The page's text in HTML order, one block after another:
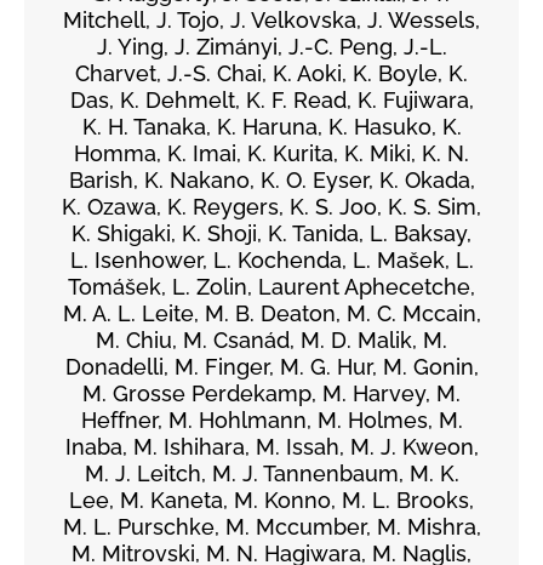
Mitchell, J. Tojo, J. Velkovska, J. Wessels,
J. Ying, J. Zimányi, J.-C. Peng, J.-L.
Charvet, J.-S. Chai, K. Aoki, K. Boyle, K.
Das, K. Dehmelt, K. F. Read, K. Fujiwara,
K. H. Tanaka, K. Haruna, K. Hasuko, K.
Homma, K. Imai, K. Kurita, K. Miki, K. N.
Barish, K. Nakano, K. O. Eyser, K. Okada,
K. Ozawa, K. Reygers, K. S. Joo, K. S. Sim,
K. Shigaki, K. Shoji, K. Tanida, L. Baksay,
L. Isenhower, L. Kochenda, L. Mašek, L.
Tomášek, L. Zolin, Laurent Aphecetche,
M. A. L. Leite, M. B. Deaton, M. C. Mccain,
M. Chiu, M. Csanád, M. D. Malik, M.
Donadelli, M. Finger, M. G. Hur, M. Gonin,
M. Grosse Perdekamp, M. Harvey, M.
Heffner, M. Hohlmann, M. Holmes, M.
Inaba, M. Ishihara, M. Issah, M. J. Kweon,
M. J. Leitch, M. J. Tannenbaum, M. K.
Lee, M. Kaneta, M. Konno, M. L. Brooks,
M. L. Purschke, M. Mccumber, M. Mishra,
M. Mitrovski, M. N. Hagiwara, M. Naglis,